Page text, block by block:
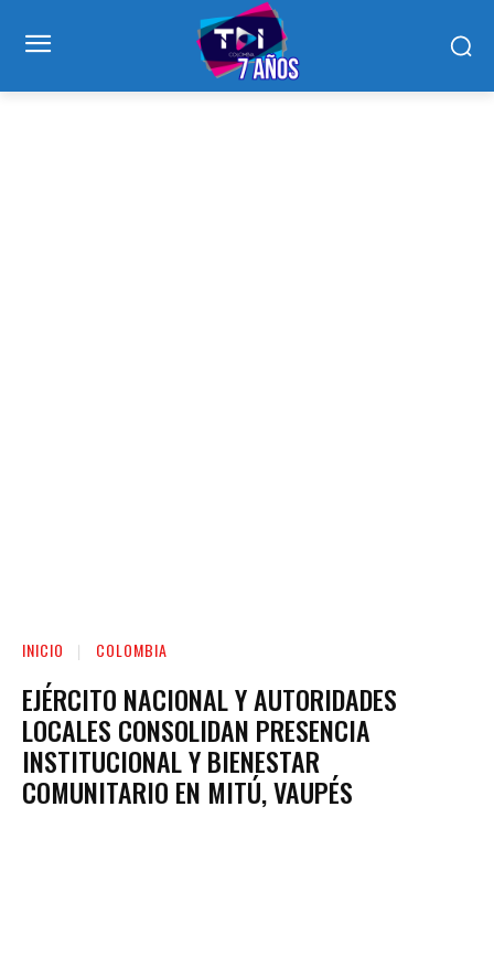
INICIO COLOMBIA
EJÉRCITO NACIONAL Y AUTORIDADES
LOCALES CONSOLIDAN PRESENCIA
INSTITUCIONAL Y BIENESTAR
COMUNITARIO EN MITÚ, VAUPÉS